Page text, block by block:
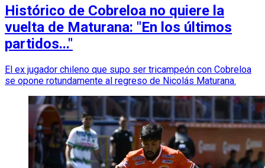
Histórico de Cobreloa no quiere la
vuelta de Maturana: "En los últimos
partidos..."
El ex jugador chileno que supo ser tricampeón con Cobreloa
se opone rotundamente al regreso de Nicolás Maturana.